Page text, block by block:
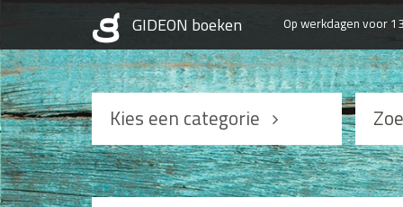
Op werkdagen voor
Kies een categorie
Podcasts